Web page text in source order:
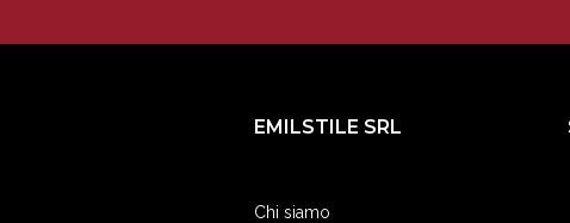
EMILSTILE SRL
Chi siamo